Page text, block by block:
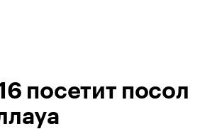
посетит посол